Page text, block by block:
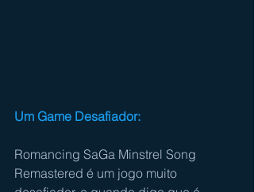
Um Game Desafiador:
Romancing SaGa Minstrel Song
Remastered é um jogo muito